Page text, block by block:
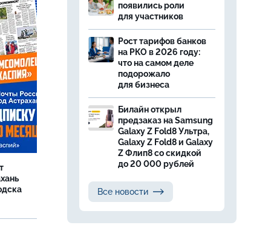
появились роли
для участников
Рост тарифов банков
на РКО в 2026 году:
что на самом деле
подорожало
для бизнеса
Билайн открыл
предзаказ на Samsung
Galaxy Z Fold8 Ультра,
Galaxy Z Fold8 и Galaxy
Z Флип8 со скидкой
до 20 000 рублей
Все новости